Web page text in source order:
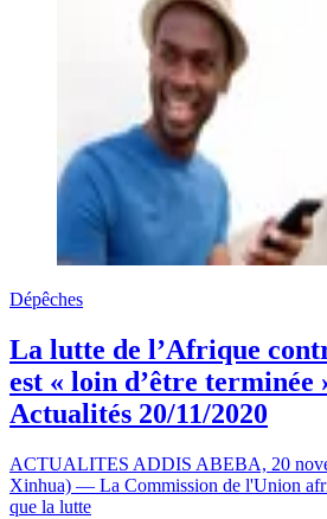
Dépêches
La lutte de l’Afrique
est « loin d’être terminée
Actualités 20/11/2020
ACTUALITES ADDIS ABEBA, 20
Xinhua) — La Commission de l'Union
que la lutte